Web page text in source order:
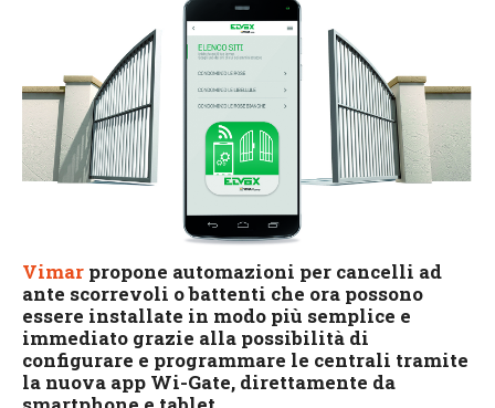
Vimar propone automazioni per cancelli ad
ante scorrevoli o battenti che ora possono
essere installate in modo più semplice e
immediato grazie alla possibilità di
configurare e programmare le centrali tramite
la nuova app Wi-Gate, direttamente da